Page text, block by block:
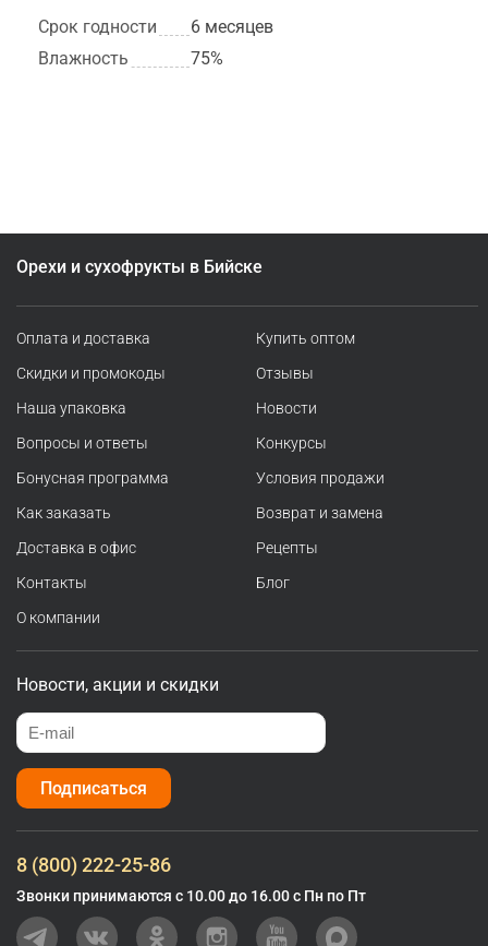
Срок годности
6 месяцев
Влажность
75%
Орехи и сухофрукты в Бийске
Оплата и доставка
Скидки и промокоды
Наша упаковка
Вопросы и ответы
Бонусная программа
Как заказать
Доставка в офис
Контакты
О компании
Купить оптом
Отзывы
Новости
Конкурсы
Условия продажи
Возврат и замена
Рецепты
Блог
Новости, акции и скидки
Подписаться
8 (800) 222-25-86
Звонки принимаются с 10.00 до 16.00 с Пн по Пт